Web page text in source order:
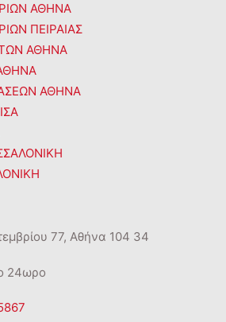
ΑΘΗΝΑ
ΠΕΙΡΑΙΑΣ
ΑΘΗΝΑ
ΑΘΗΝΑ
77, Αθήνα 104 34
24ωρο